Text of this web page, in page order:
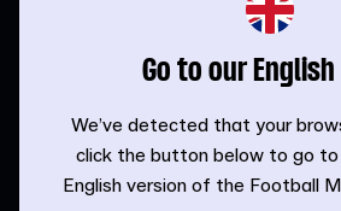
Euer Leitfaden zur Google
Bundesliga in FM26
Liga-Leitfäden | FM Admin | 17.12.25
Go to our
We’ve detected that your
click the button below to go
English version of the Football